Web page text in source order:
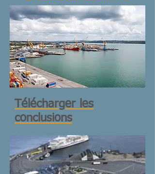
Télécharger les
conclusions